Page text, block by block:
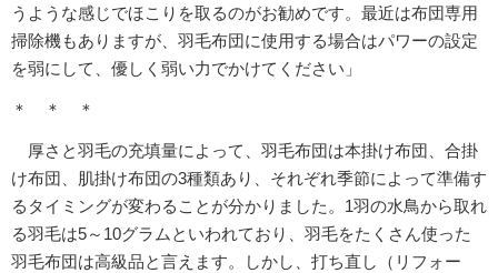
うような感じでほこりを取るのがお勧めです。最近は布団専用
掃除機もありますが、羽毛布団に使用する場合はパワーの設定
を弱にして、優しく弱い力でかけてください」
＊ ＊ ＊
厚さと羽毛の充填量によって、羽毛布団は本掛け布団、合掛
け布団、肌掛け布団の3種類あり、それぞれ季節によって準備す
るタイミングが変わることが分かりました。1羽の水鳥から取れ
る羽毛は5～10グラムといわれており、羽毛をたくさん使った
羽毛布団は高級品と言えます。しかし、打ち直し（リフォー